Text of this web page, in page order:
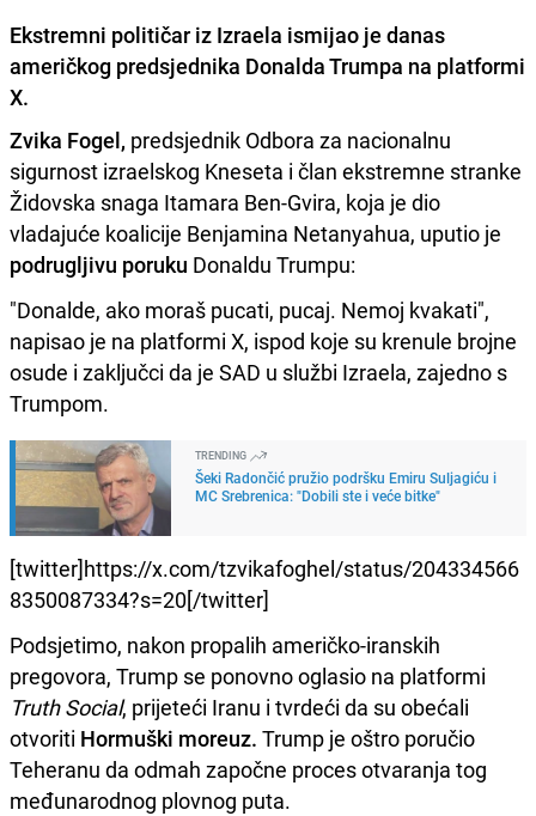
Ekstremni političar iz Izraela ismijao je danas
američkog predsjednika Donalda Trumpa na platformi
X.
Zvika Fogel, predsjednik Odbora za nacionalnu
sigurnost izraelskog Kneseta i član ekstremne stranke
Židovska snaga Itamara Ben-Gvira, koja je dio
vladajuće koalicije Benjamina Netanyahua, uputio je
podrugljivu poruku Donaldu Trumpu:
"Donalde, ako moraš pucati, pucaj. Nemoj kvakati",
napisao je na platformi X, ispod koje su krenule brojne
osude i zaključci da je SAD u službi Izraela, zajedno s
Trumpom.
TRENDING
Šeki Radončić pružio podršku Emiru Suljagiću i
MC Srebrenica: "Dobili ste i veće bitke"
[twitter]https://x.com/tzvikafoghel/status/204334566
8350087334?s=20[/twitter]
Podsjetimo, nakon propalih američko-iranskih
pregovora, Trump se ponovno oglasio na platformi
Truth Social, prijeteći Iranu i tvrdeći da su obećali
otvoriti Hormuški moreuz. Trump je oštro poručio
Teheranu da odmah započne proces otvaranja tog
međunarodnog plovnog puta.